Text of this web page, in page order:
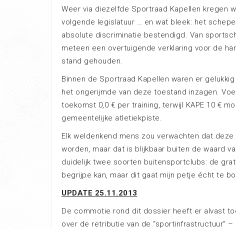
Weer via diezelfde Sportraad Kapellen kregen
volgende legislatuur … en wat bleek: het
absolute discriminatie bestendigd. Van
meteen een overtuigende verklaring voor de
stand gehouden.
Binnen de Sportraad Kapellen waren er
het ongerijmde van deze toestand inzagen.
toekomst 0,0 € per training, terwijl KAPE 10 €
gemeentelijke atletiekpiste.
Elk weldenkend mens zou verwachten dat
worden, maar dat is blijkbaar buiten de waard
duidelijk twee soorten buitensportclubs: de
begrijpe kan, maar dit gaat mijn petje écht te
UPDATE 25.11.2013
De commotie rond dit dossier heeft er alvast
over de retributie van de “sportinfrastructuur”